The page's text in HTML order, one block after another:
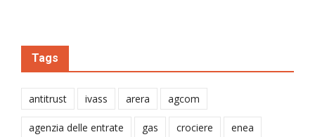
Tags
antitrust ivass arera agcom
agenzia delle entrate gas crociere enea